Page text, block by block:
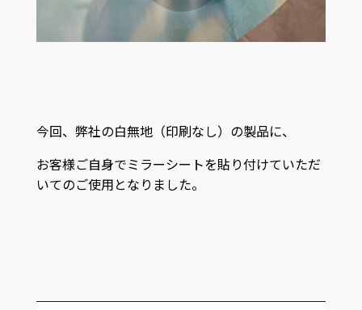
今回、弊社の白無地（印刷なし）の製品に、
お客様ご自身でミラーシートを貼り付けていただ
いてのご使用となりました。